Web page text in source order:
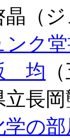
晶（
ンク
均
立長
学の